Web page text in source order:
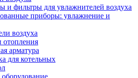
и фильтры для увлажнителей воздуха
приборы: увлажнение и
воздуха
отопления
арматура
для котельных